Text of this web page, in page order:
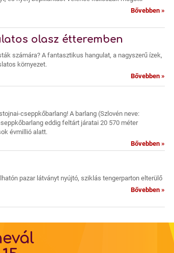
Bővebben »
olasz étteremben
számára? A fantasztikus hangulat, a nagyszerű ízek,
környezet.
Bővebben »
cseppkőbarlang! A barlang (Szlovén neve:
eddig feltárt járatai 20 570 méter
évmillió alatt.
Bővebben »
pazar látványt nyújtó, sziklás tengerparton elterülő
Bővebben »